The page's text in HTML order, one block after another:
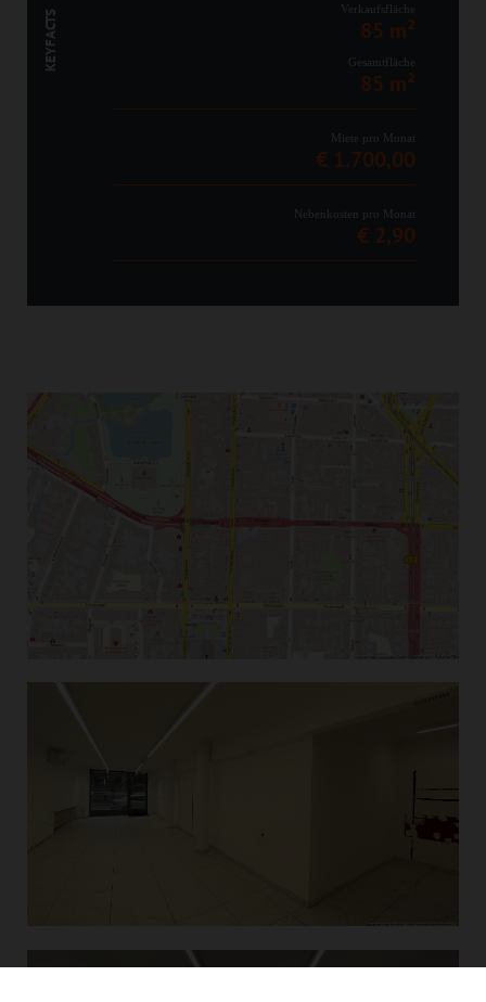
Verkaufsfläche
85 m²
Gesamtfläche
85 m²
Miete pro Monat
€ 1.700,00
Nebenkosten pro Monat
€ 2,90
KEYFACTS